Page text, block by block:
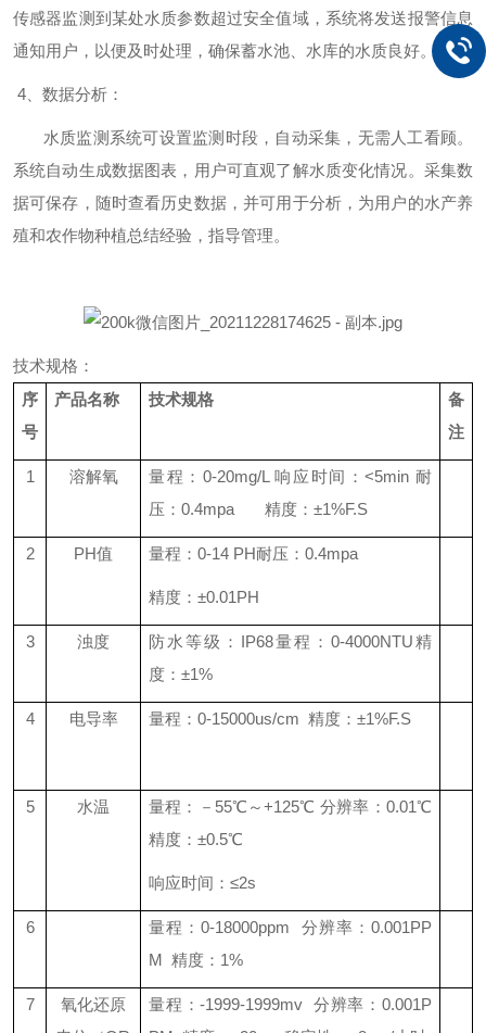
传感器监测到某处水质参数超过安全值域，系统将发送报警信息
通知用户，以便及时处理，确保蓄水池、水库的水质良好。
4 、数据分析：
水质监测系统可设置监测时段，自动采集，无需人工看顾。
系统自动生成数据图表，用户可直观了解水质变化情况。采集数
据可保存，随时查看历史数据，并可用于分析，为用户的水产养
殖和农作物种植总结经验，指导管理。
技术规格：
序
号
产品名称 技术规格
备
注
1 溶解氧
量程：0-20mg/L 响应时间：<5min 耐
压：0.4mpa 精度：±1%F.S
2 PH值 量程：0-14 PH耐压：0.4mpa
精度：±0.01PH
3 浊度
防水等级：IP68量程：0-4000NTU精
度：±1%
4 电导率 量程：0-15000us/cm 精度：±1%F.S
5 水温
量程：－55℃～+125℃ 分辨率：0.01℃
精度：±0.5℃
响应时间：≤2s
6
量程：0-18000ppm 分辨率：0.001PP
M 精度：1%
7
氧化还原
量程：-1999-1999mv 分辨率：0.001P